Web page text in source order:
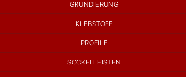
GRUNDIERUNG
KLEBSTOFF
PROFILE
SOCKELLEISTEN